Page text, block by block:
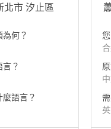
北市 汐止區
何？
？
語言？